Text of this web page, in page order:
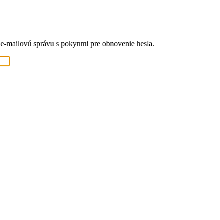
mailovú správu s pokynmi pre obnovenie hesla.